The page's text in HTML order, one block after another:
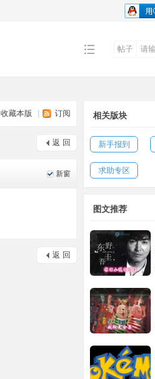
帖子
收藏本版 订阅
返 回
新窗
返 回
相关版块
新手报到
求助专区
图文推荐